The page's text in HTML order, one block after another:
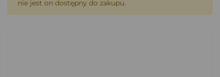
nie jest on dostępny do zakupu.